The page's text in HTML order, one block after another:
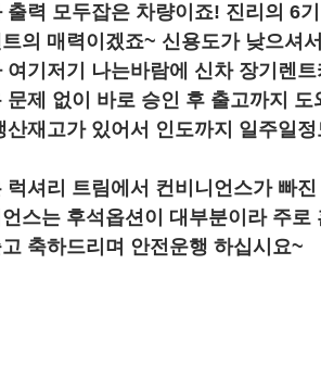
출력 모두잡은 차량이죠! 진리의 6
의 매력이겠죠~ 신용도가 낮으셔
여기저기 나는바람에 신차 장기렌
문제 없이 바로 승인 후 출고까지 도
산재고가 있어서 인도까지 일주일
럭셔리 트림에서 컨비니언스가 빠
스는 후석옵션이 대부분이라 주
축하드리며 안전운행 하십시요~